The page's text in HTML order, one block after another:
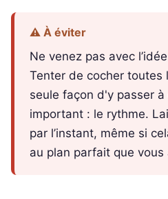
⚠️ À éviter
Ne venez pas avec
Tenter de cocher toutes
seule façon d'y passer
important : le rythme.
par l’instant, même si
au plan parfait que vous